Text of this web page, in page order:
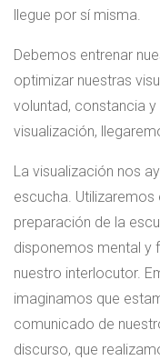
llegue por sí misma.
Debemos entrenar
optimizar nuestras
voluntad, constancia
visualización,
La visualización nos
escucha.
preparación de la
disponemos mental y
nuestro interlocutor.
imaginamos que
comunicado de
discurso, que